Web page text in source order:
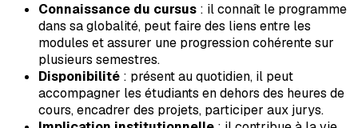
Connaissance du cursus : il connaît le programme
dans sa globalité, peut faire des liens entre les
modules et assurer une progression cohérente sur
plusieurs semestres.
Disponibilité : présent au quotidien, il peut
accompagner les étudiants en dehors des heures de
cours, encadrer des projets, participer aux jurys.